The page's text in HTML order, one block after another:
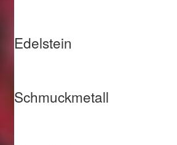
Shop
Edelstein
Schmuckmetall